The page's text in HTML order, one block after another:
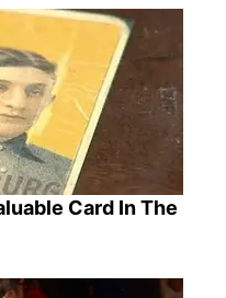
Card In The